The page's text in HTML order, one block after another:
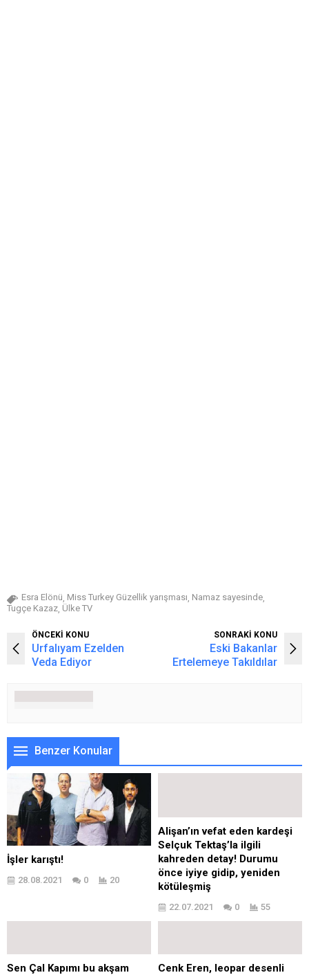
Esra Elönü, Miss Turkey Güzellik yarışması, Namaz sayesinde,
Tugçe Kazaz, Ülke TV
ÖNCEKİ KONU
Urfalıyam Ezelden
Veda Ediyor
SONRAKİ KONU
Eski Bakanlar
Ertelemeye Takıldılar
Benzer Konular
İşler karıştı!
28.08.2021 0 20
Alişan’ın vefat eden kardeşi
Selçuk Tektaş’la ilgili
kahreden detay! Durumu
önce iyiye gidip, yeniden
kötüleşmiş
22.07.2021 0 55
Sen Çal Kapımı bu akşam
Cenk Eren, leopar desenli